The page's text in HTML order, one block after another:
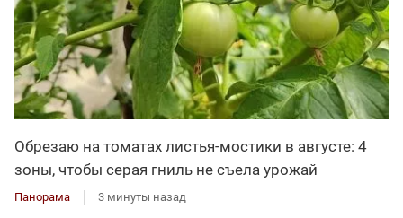
Обрезаю на томатах листья-мостики в августе: 4
зоны, чтобы серая гниль не съела урожай
Панорама 3 минуты назад